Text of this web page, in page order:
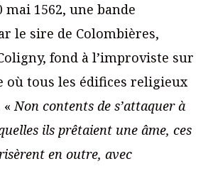
mai 1562, une bande
le sire de Colombières,
fond à l’improviste sur
où tous les édifices religieux
«Non contents de s’attaquer à
ils prêtaient une âme, ces
en outre, avec